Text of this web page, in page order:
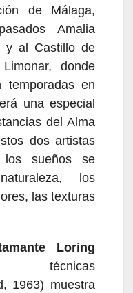
de Málaga,
Amalia
y al Castillo de
donde
temporadas en
una especial
del Alma
dos artistas
sueños se
los
las texturas
Loring
técnicas
1963) muestra